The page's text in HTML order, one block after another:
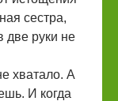
сестра,
две руки не
хватало. А
И когда